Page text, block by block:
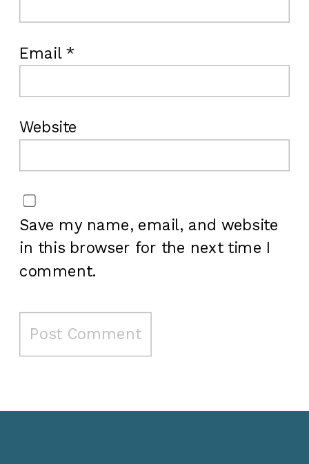
Email *
Website
Save my name, email, and website
in this browser for the next time I
comment.